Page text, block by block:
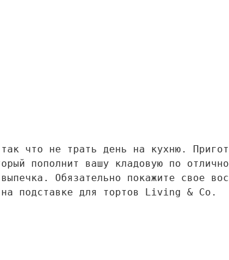
что не трать день на кухню.
пополнит вашу кладовую по
Обязательно покажите свое
подставке для тортов Living & Co.